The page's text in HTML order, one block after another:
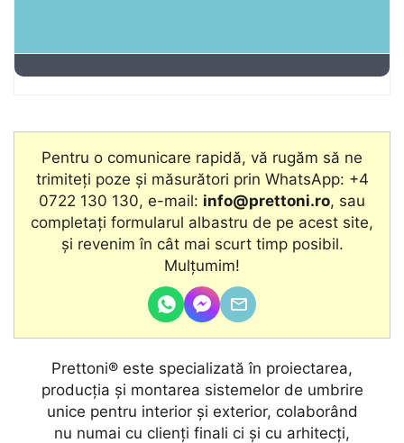
Pentru o comunicare rapidă, vă rugăm să ne
trimiteți poze și măsurători prin WhatsApp: +4
0722 130 130, e-mail: info@prettoni.ro, sau
completați formularul albastru de pe acest site,
şi revenim în cât mai scurt timp posibil.
Mulțumim!
Prettoni® este specializată în proiectarea,
producţia și montarea sistemelor de umbrire
unice pentru interior și exterior, colaborând
nu numai cu clienţi finali ci și cu arhitecţi,